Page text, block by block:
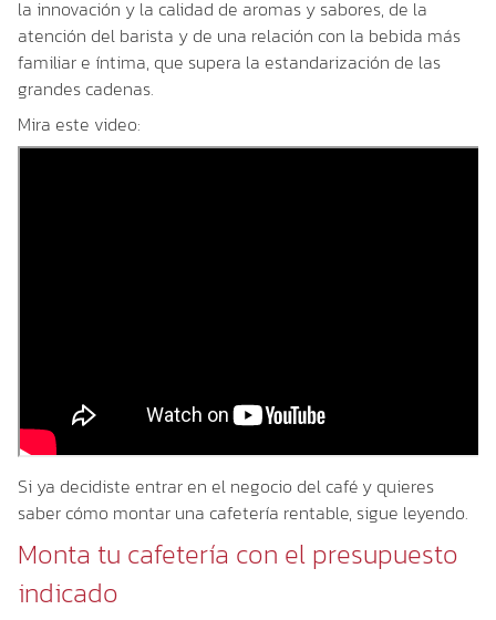
la innovación y la calidad de aromas y sabores, de la
atención del barista y de una relación con la bebida más
familiar e íntima, que supera la estandarización de las
grandes cadenas.
Mira este video:
Si ya decidiste entrar en el negocio del café y quieres
saber cómo montar una cafetería rentable, sigue leyendo.
Monta tu cafetería con el presupuesto
indicado